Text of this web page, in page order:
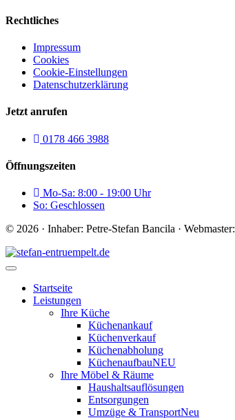
Rechtliches
Impressum
Cookies
Cookie-Einstellungen
Datenschutzerklärung
Jetzt anrufen
0178 466 3988
Öffnungszeiten
Mo-Sa: 8:00 - 19:00 Uhr
So: Geschlossen
© 2026 · Inhaber: Petre-Stefan Bancila · Webmaster:
Startseite
Leistungen
Ihre Küche
Küchenankauf
Küchenverkauf
Küchenabholung
KüchenaufbauNEU
Ihre Möbel & Räume
Haushaltsauflösungen
Entsorgungen
Umzüge & TransportNeu